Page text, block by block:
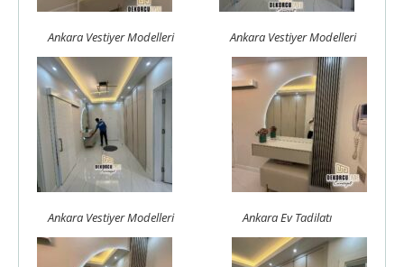
Ankara Vestiyer Modelleri Ankara Vestiyer Modelleri
Ankara Vestiyer Modelleri Ankara Ev Tadilatı